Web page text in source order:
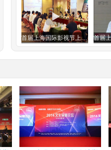
首届上海国际影视节上海文交所影视金融论坛